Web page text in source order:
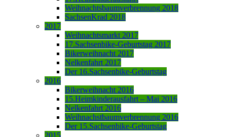
Weihnachtsbaumverbrennung 2018
SachsenKrad 2018
2017
Weihnachtsmarkt 2017
17.Sachsenbike-Geburtstag 2017
Bikerweihnacht 2017
Nelkenfahrt 2017
Der 16.Sachsenbike-Geburtstag
2016
Bikerweihnacht 2016
15.Heimkinderausfahrt – Mai 2016
Nelkenfahrt 2016
Weihnachstbaumverbrennung 2016
Der 15.Sachsenbike-Geburtstag
2015